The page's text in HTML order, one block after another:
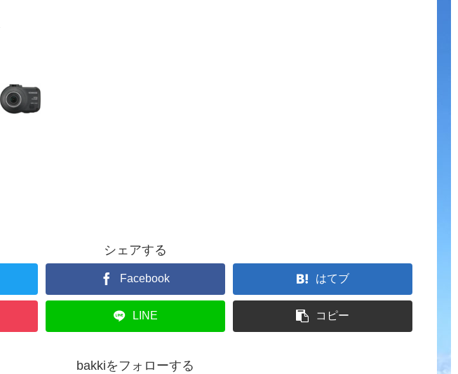
シェアする
Facebook はてブ
LINE コピー
bakkiをフォローする